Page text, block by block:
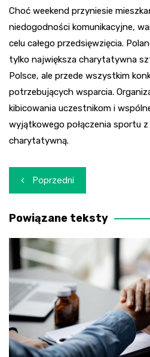
Choć weekend przyniesie
niedogodności komunikacyjne,
celu całego przedsięwzięcia.
tylko największa charytatywna
Polsce, ale przede wszystkim
potrzebujących wsparcia.
kibicowania uczestnikom i
wyjątkowego połączenia sportu z
charytatywną.
Nawigacja
wpisu
Poprzedni
Powiązane teksty